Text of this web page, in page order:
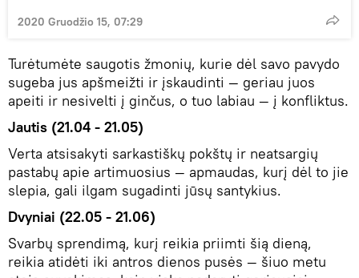
2020 Gruodžio 15, 07:29
Turėtumėte saugotis žmonių, kurie dėl savo pavydo
sugeba jus apšmeižti ir įskaudinti — geriau juos
apeiti ir nesivelti į ginčus, o tuo labiau — į konfliktus.
Jautis (21.04 - 21.05)
Verta atsisakyti sarkastiškų pokštų ir neatsargių
pastabų apie artimuosius — apmaudas, kurį dėl to jie
slepia, gali ilgam sugadinti jūsų santykius.
Dvyniai (22.05 - 21.06)
Svarbų sprendimą, kurį reikia priimti šią dieną,
reikia atidėti iki antros dienos pusės — šiuo metu